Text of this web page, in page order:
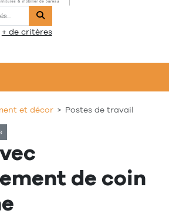
Rechercher
+ de critères
et décor Postes de travail
de coin